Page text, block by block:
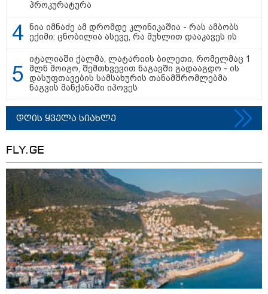
თბილისი - ჰერაკლიონი 1540.90
ლარიდან
თბილისი - ბუდაპეშტი 942.70
თბილისი - რომი 1364.80 ლარიდან
პროკურატურა
ნია იმნაძე ამ დრომდე კლინიკაშია - რას ამბობს
ექიმი: ცნობილია ასევე, რა მუხლით დააკავეს ის
იტალიაში ქალმა, ლატარიის ბილეთი, რომელმაც 1
მლნ მოიგო, შემთხვევით ნაგავში გადააგდო - ის
დასუფთავების სამსახურის თანამშრომლებმა
ნაგვის მანქანაში იპოვეს
დღის ყველა სიახლე
FLY.GE